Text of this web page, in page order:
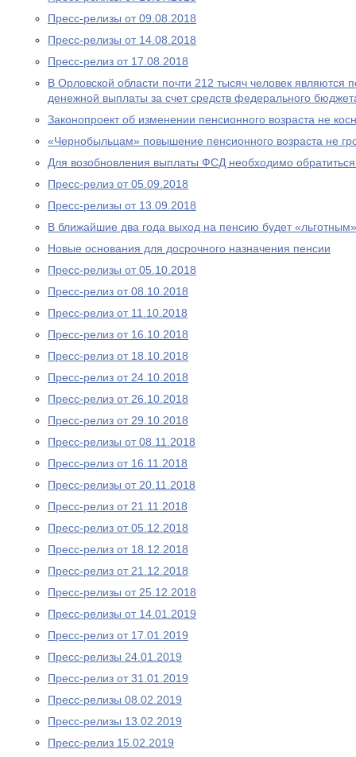
Пресс-релизы от 09.08.2018
Пресс-релизы от 14.08.2018
Пресс-релиз от 17.08.2018
В Орловской области почти 212 тысяч человек являются
денежной выплаты за счет средств федерального
Законопроект об изменении пенсионного возраста не
«Чернобыльцам» повышение пенсионного возраста не
Для возобновления выплаты ФСД необходимо
Пресс-релиз от 05.09.2018
Пресс-релизы от 13.09.2018
В ближайшие два года выход на пенсию будет «льготным»
Новые основания для досрочного назначения пенсии
Пресс-релизы от 05.10.2018
Пресс-релиз от 08.10.2018
Пресс-релиз от 11.10.2018
Пресс-релиз от 16.10.2018
Пресс-релиз от 18.10.2018
Пресс-релиз от 24.10.2018
Пресс-релиз от 26.10.2018
Пресс-релиз от 29.10.2018
Пресс-релизы от 08.11.2018
Пресс-релиз от 16.11.2018
Пресс-релизы от 20.11.2018
Пресс-релиз от 21.11.2018
Пресс-релиз от 05.12.2018
Пресс-релиз от 18.12.2018
Пресс-релиз от 21.12.2018
Пресс-релизы от 25.12.2018
Пресс-релизы от 14.01.2019
Пресс-релиз от 17.01.2019
Пресс-релизы 24.01.2019
Пресс-релиз от 31.01.2019
Пресс-релизы 08.02.2019
Пресс-релизы 13.02.2019
Пресс-релиз 15.02.2019